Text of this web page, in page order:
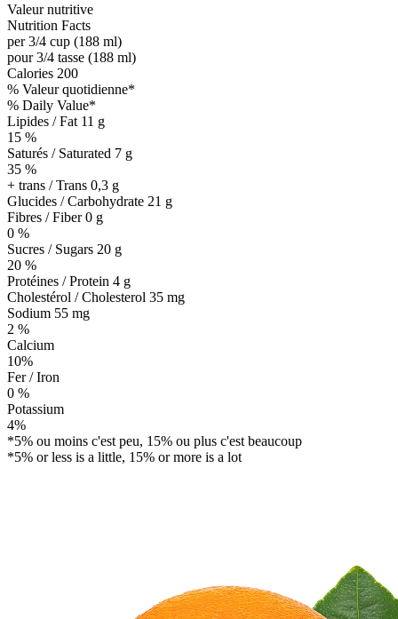
Valeur nutritive
Nutrition Facts
per 3/4 cup (188 ml)
pour 3/4 tasse (188 ml)
Calories 200
% Valeur quotidienne*
% Daily Value*
Lipides / Fat 11 g
15 %
Saturés / Saturated 7 g
35 %
+ trans / Trans 0,3 g
Glucides / Carbohydrate 21 g
Fibres / Fiber 0 g
0 %
Sucres / Sugars 20 g
20 %
Protéines / Protein 4 g
Cholestérol / Cholesterol 35 mg
Sodium 55 mg
2 %
Calcium
10%
Fer / Iron
0 %
Potassium
4%
*5% ou moins c'est peu, 15% ou plus c'est beaucoup
*5% or less is a little, 15% or more is a lot